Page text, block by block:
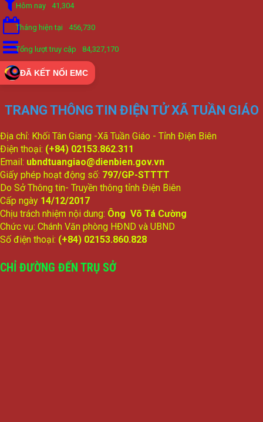
Hôm nay 41,304
Tháng hiện tại 456,730
Tổng lượt truy cập 84,327,170
ĐÃ KẾT NỐI EMC
TRANG THÔNG TIN ĐIỆN TỬ XÃ TUẦN GIÁO
Địa chỉ: Khối Tân Giang -Xã Tuần Giáo - Tỉnh Điện Biên
Điện thoại: (+84) 02153.862.311
Email: ubndtuangiao@dienbien.gov.vn
Giấy phép hoạt động số: 797/GP-STTTT
Do Sở Thông tin- Truyền thông tỉnh Điện Biên
Cấp ngày 14/12/2017
Chịu trách nhiệm nội dung: Ông Võ Tá Cường
Chức vụ: Chánh Văn phòng HĐND và UBND
Số điện thoại: (+84) 02153.860.828
CHỈ ĐƯỜNG ĐẾN TRỤ SỞ